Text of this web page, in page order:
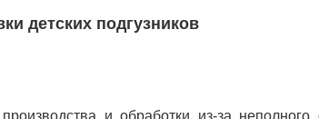
детских подгузников